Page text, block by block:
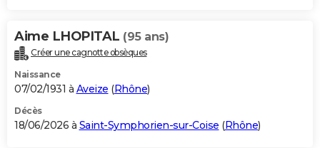
Bricolage
Lifestyle
Culture
Sport
Auto
Television
Voyage
Cinema
Aime LHOPITAL (95 ans)
Créer une cagnotte obsèques
Naissance
07/02/1931 à Aveize (Rhône)
Décès
18/06/2026 à Saint-Symphorien-sur-Coise (Rhône)